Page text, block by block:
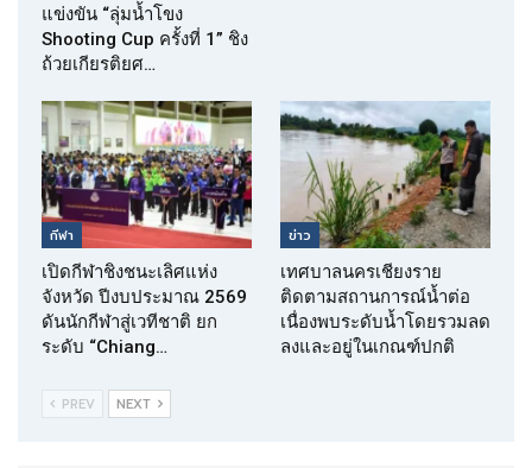
แข่งขัน “ลุ่มน้ำโขง
Shooting Cup ครั้งที่ 1” ชิง
ถ้วยเกียรติยศ…
กีฬา
เปิดกีฬาชิงชนะเลิศแห่ง
จังหวัด ปีงบประมาณ 2569
ดันนักกีฬาสู่เวทีชาติ ยก
ระดับ “Chiang…
ข่าว
เทศบาลนครเชียงราย
ติดตามสถานการณ์น้ำต่อ
เนื่องพบระดับน้ำโดยรวมลด
ลงและอยู่ในเกณฑ์ปกติ
PREV NEXT